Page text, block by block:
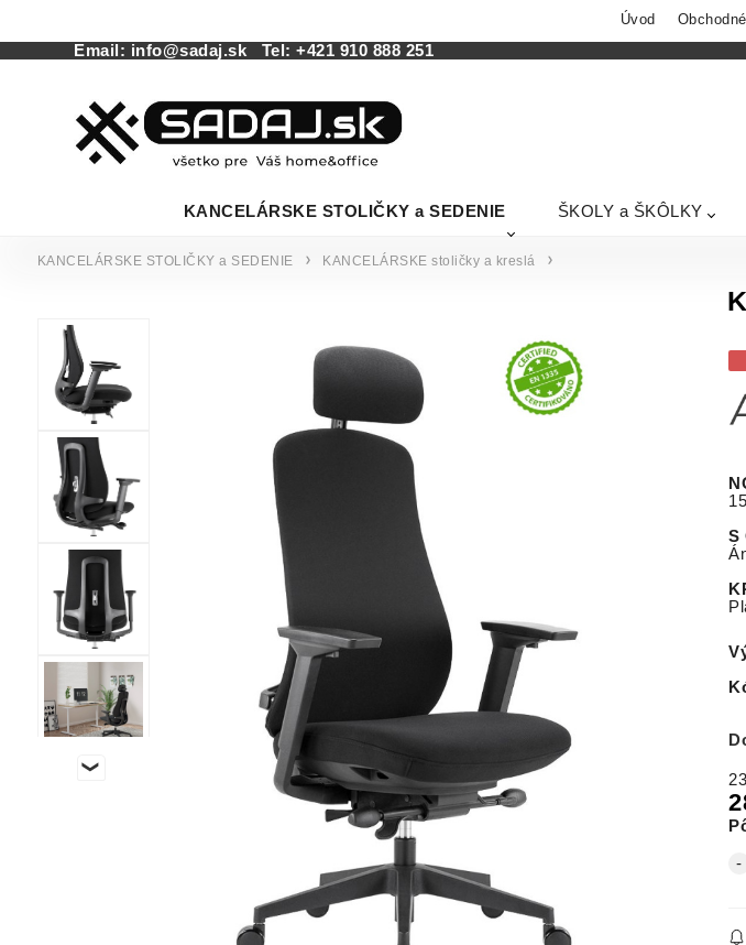
Úvod
Email: info@sadaj.sk Tel:+421 910 888 251
KANCELÁRSKE STOLIČKY a SEDENIE ŠKOLY a ŠKÔLKY
KANCELÁRSKE STOLIČKY a SEDENIE KANCELÁRSKE stoličky a kreslá
S